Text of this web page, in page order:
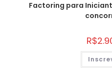
Factoring para
R$